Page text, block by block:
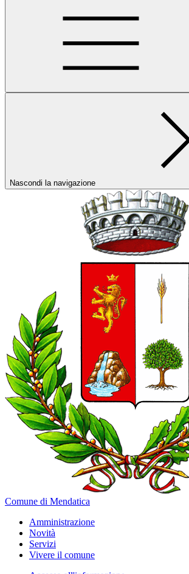
Nascondi la navigazione
Comune di Mendatica
Amministrazione
Novità
Servizi
Vivere il comune